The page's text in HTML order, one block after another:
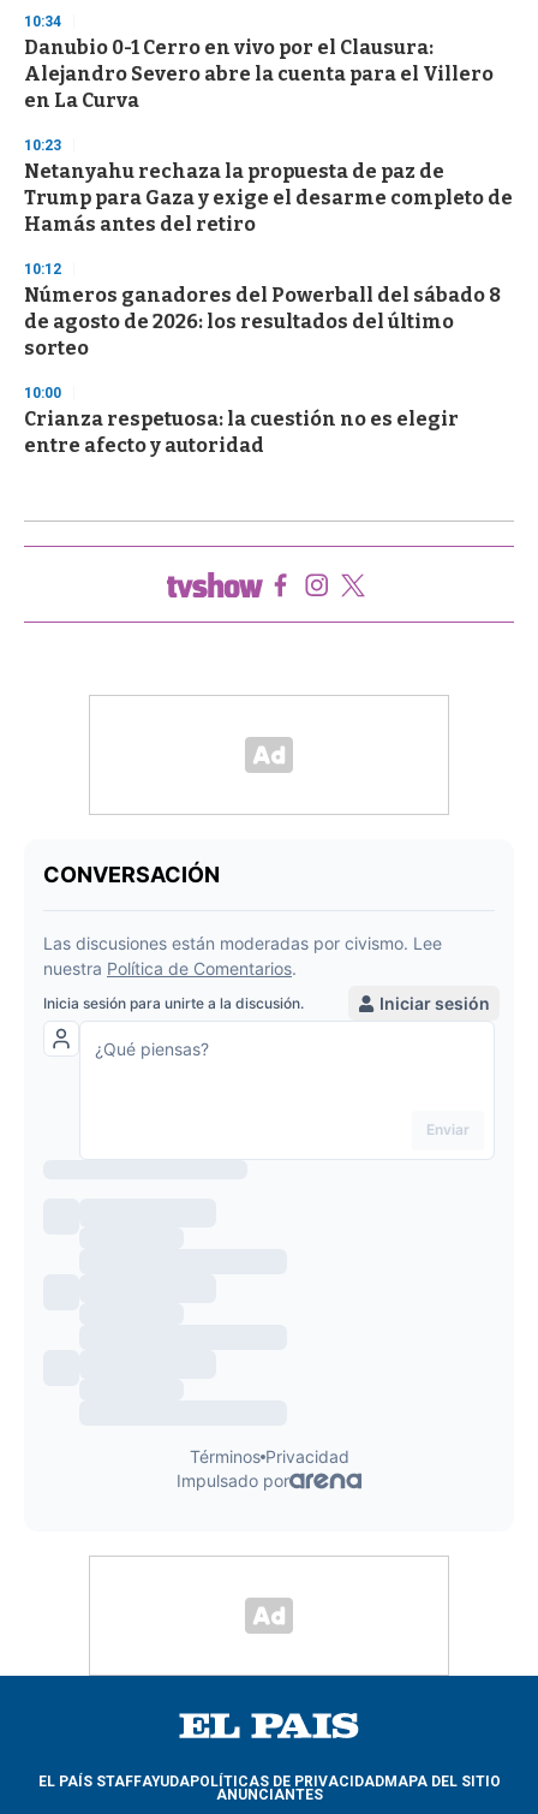
10:34
Danubio 0-1 Cerro en vivo por el Clausura:
Alejandro Severo abre la cuenta para el Villero
en La Curva
10:23
Netanyahu rechaza la propuesta de paz de
Trump para Gaza y exige el desarme completo de
Hamás antes del retiro
10:12
Números ganadores del Powerball del sábado 8
de agosto de 2026: los resultados del último
sorteo
10:00
Crianza respetuosa: la cuestión no es elegir
entre afecto y autoridad
EL PAÍS STAFFAYUDAPOLÍTICAS DE PRIVACIDADMAPA DEL SITIO
ANUNCIANTES